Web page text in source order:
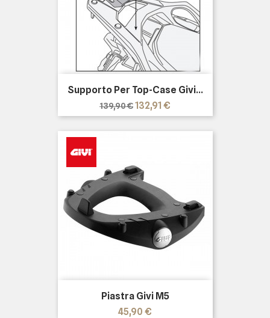
Supporto Per Top-Case Givi...
Prezzo
base
139,90 €Prezzo
132,91 €
Piastra Givi M5
Prezzo
45,90 €